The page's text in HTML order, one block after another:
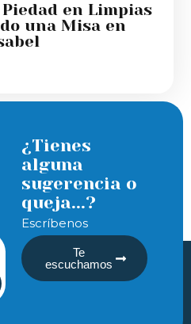
en Limpias
una Misa en
¿Tienes
alguna
sugerencia o
queja...?
Escríbenos
Te
escuchamos